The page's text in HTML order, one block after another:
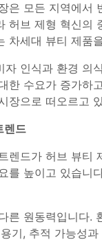
은 모든 지역에서
허브 제형 혁신의
차세대 뷰티 제품
자 인식과 환경 의
한 수요가 증가하
장으로 떠오르고
렌드
렌드가 허브 뷰티
를 높이고 있습니
른 원동력입니다.
기, 추적 가능성